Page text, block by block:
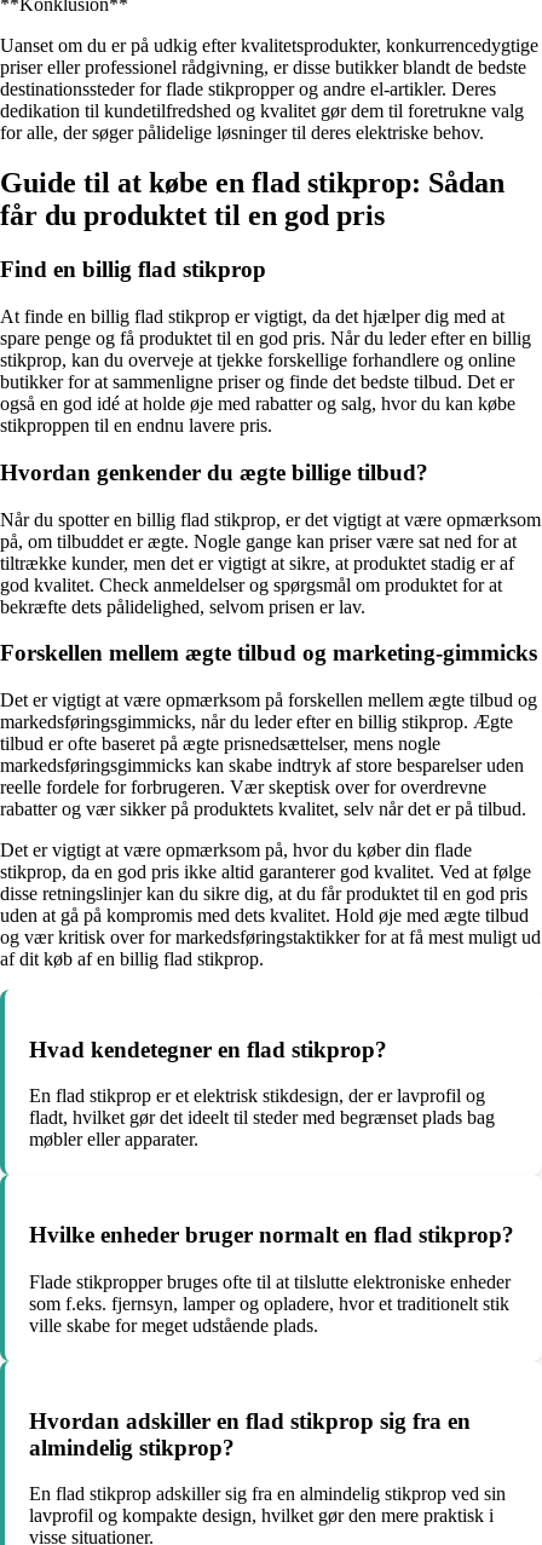
Uanset om du er på udkig efter kvalitetsprodukter, konkurrencedygtige
priser eller professionel rådgivning, er disse butikker blandt de bedste
destinationssteder for flade stikpropper og andre el-artikler. Deres
dedikation til kundetilfredshed og kvalitet gør dem til foretrukne valg
for alle, der søger pålidelige løsninger til deres elektriske behov.
Guide til at købe en flad stikprop: Sådan
får du produktet til en god pris
Find en billig flad stikprop
At finde en billig flad stikprop er vigtigt, da det hjælper dig med at
spare penge og få produktet til en god pris. Når du leder efter en billig
stikprop, kan du overveje at tjekke forskellige forhandlere og online
butikker for at sammenligne priser og finde det bedste tilbud. Det er
også en god idé at holde øje med rabatter og salg, hvor du kan købe
stikproppen til en endnu lavere pris.
Hvordan genkender du ægte billige tilbud?
Når du spotter en billig flad stikprop, er det vigtigt at være opmærksom
på, om tilbuddet er ægte. Nogle gange kan priser være sat ned for at
tiltrække kunder, men det er vigtigt at sikre, at produktet stadig er af
god kvalitet. Check anmeldelser og spørgsmål om produktet for at
bekræfte dets pålidelighed, selvom prisen er lav.
Forskellen mellem ægte tilbud og marketing-gimmicks
Det er vigtigt at være opmærksom på forskellen mellem ægte tilbud og
markedsføringsgimmicks, når du leder efter en billig stikprop. Ægte
tilbud er ofte baseret på ægte prisnedsættelser, mens nogle
markedsføringsgimmicks kan skabe indtryk af store besparelser uden
reelle fordele for forbrugeren. Vær skeptisk over for overdrevne
rabatter og vær sikker på produktets kvalitet, selv når det er på tilbud.
Det er vigtigt at være opmærksom på, hvor du køber din flade
stikprop, da en god pris ikke altid garanterer god kvalitet. Ved at følge
disse retningslinjer kan du sikre dig, at du får produktet til en god pris
uden at gå på kompromis med dets kvalitet. Hold øje med ægte tilbud
og vær kritisk over for markedsføringstaktikker for at få mest muligt ud
af dit køb af en billig flad stikprop.
Hvad kendetegner en flad stikprop?
En flad stikprop er et elektrisk stikdesign, der er lavprofil og
fladt, hvilket gør det ideelt til steder med begrænset plads bag
møbler eller apparater.
Hvilke enheder bruger normalt en flad stikprop?
Flade stikpropper bruges ofte til at tilslutte elektroniske enheder
som f.eks. fjernsyn, lamper og opladere, hvor et traditionelt stik
ville skabe for meget udstående plads.
Hvordan adskiller en flad stikprop sig fra en
almindelig stikprop?
En flad stikprop adskiller sig fra en almindelig stikprop ved sin
lavprofil og kompakte design, hvilket gør den mere praktisk i
visse situationer.